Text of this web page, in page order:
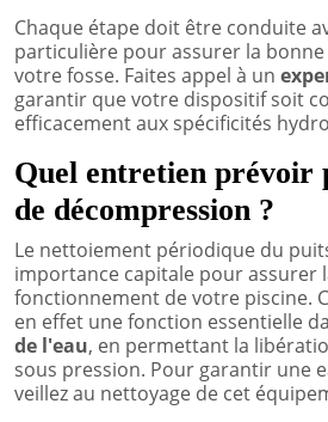
Chaque étape doit être conduite
particulière pour assurer la
votre fosse. Faites appel à un
garantir que votre dispositif soit
efficacement aux spécificités
Quel entretien prévoir
de décompression ?
Le nettoiement périodique du
importance capitale pour assurer
fonctionnement de votre piscine.
en effet une fonction essentielle
de l'eau, en permettant la
sous pression. Pour garantir une
veillez au nettoyage de cet